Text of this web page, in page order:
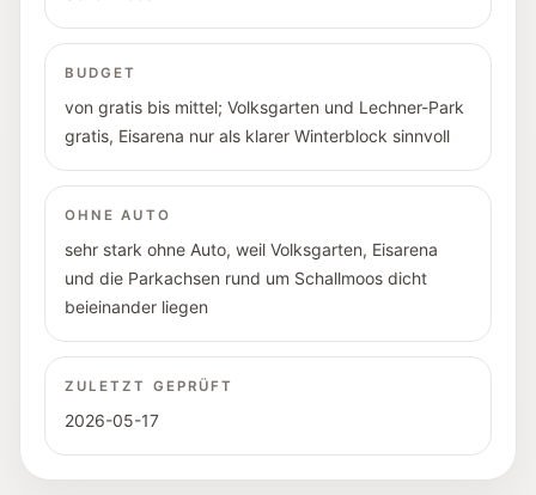
BUDGET
von gratis bis mittel; Volksgarten und Lechner-Park
gratis, Eisarena nur als klarer Winterblock sinnvoll
OHNE AUTO
sehr stark ohne Auto, weil Volksgarten, Eisarena
und die Parkachsen rund um Schallmoos dicht
beieinander liegen
ZULETZT GEPRÜFT
2026-05-17